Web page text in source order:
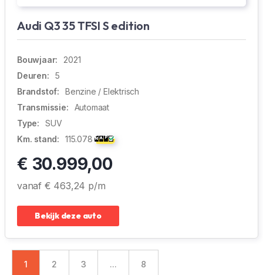
Audi Q3 35 TFSI S edition
Bouwjaar:
2021
Deuren:
5
Brandstof:
Benzine / Elektrisch
Transmissie:
Automaat
Type:
SUV
Km. stand:
115.078
€ 30.999,00
vanaf € 463,24 p/m
Bekijk deze auto
1 2 3 ... 8